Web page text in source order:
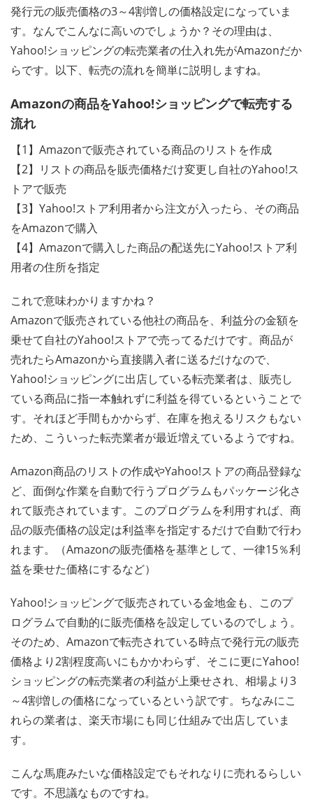
発行元の販売価格の3～4割増しの価格設定になっていま
す。なんでこんなに高いのでしょうか？その理由は、
Yahoo!ショッピングの転売業者の仕入れ先がAmazonだか
らです。以下、転売の流れを簡単に説明しますね。
Amazonの商品をYahoo!ショッピングで転売する
流れ
【1】Amazonで販売されている商品のリストを作成
【2】リストの商品を販売価格だけ変更し自社のYahoo!ス
トアで販売
【3】Yahoo!ストア利用者から注文が入ったら、その商品
をAmazonで購入
【4】Amazonで購入した商品の配送先にYahoo!ストア利
用者の住所を指定
これで意味わかりますかね？
Amazonで販売されている他社の商品を、利益分の金額を
乗せて自社のYahoo!ストアで売ってるだけです。商品が
売れたらAmazonから直接購入者に送るだけなので、
Yahoo!ショッピングに出店している転売業者は、販売し
ている商品に指一本触れずに利益を得ているということで
す。それほど手間もかからず、在庫を抱えるリスクもない
ため、こういった転売業者が最近増えているようですね。
Amazon商品のリストの作成やYahoo!ストアの商品登録な
ど、面倒な作業を自動で行うプログラムもパッケージ化さ
れて販売されています。このプログラムを利用すれば、商
品の販売価格の設定は利益率を指定するだけで自動で行わ
れます。（Amazonの販売価格を基準として、一律15％利
益を乗せた価格にするなど）
Yahoo!ショッピングで販売されている金地金も、このプ
ログラムで自動的に販売価格を設定しているのでしょう。
そのため、Amazonで転売されている時点で発行元の販売
価格より2割程度高いにもかかわらず、そこに更にYahoo!
ショッピングの転売業者の利益が上乗せされ、相場より3
～4割増しの価格になっているという訳です。ちなみにこ
れらの業者は、楽天市場にも同じ仕組みで出店していま
す。
こんな馬鹿みたいな価格設定でもそれなりに売れるらしい
です。不思議なものですね。